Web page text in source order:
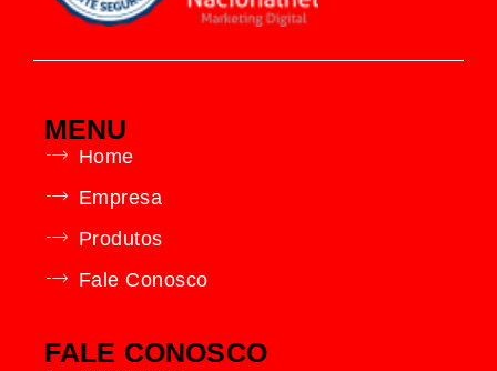
MENU
Home
Empresa
Produtos
Fale Conosco
FALE CONOSCO